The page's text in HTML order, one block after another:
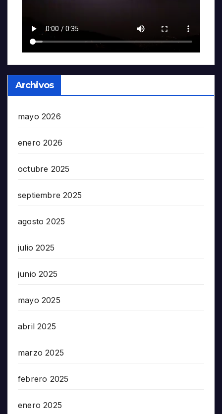
Archivos
mayo 2026
enero 2026
octubre 2025
septiembre 2025
agosto 2025
julio 2025
junio 2025
mayo 2025
abril 2025
marzo 2025
febrero 2025
enero 2025